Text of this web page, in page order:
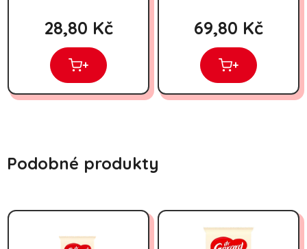
28,80 Kč
+
69,80 Kč
+
Podobné produkty